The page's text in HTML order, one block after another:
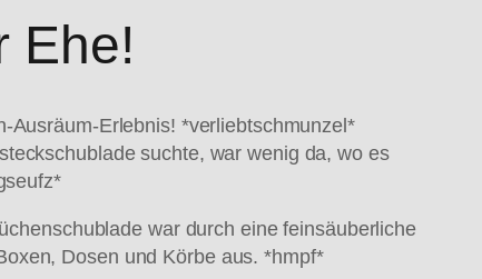
Ehe!
Ausräum-Erlebnis! *verliebtschmunzel*
suchte, war wenig da, wo es
war durch eine feinsäuberliche
Dosen und Körbe aus. *hmpf*